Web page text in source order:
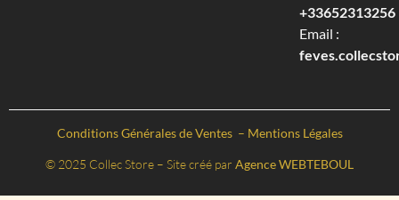
+33652313256‬
Email :
Conditions Générales de Ventes – Mentions Légales
© 2025 Collec Store – Site créé par Agence WEBTEBOUL